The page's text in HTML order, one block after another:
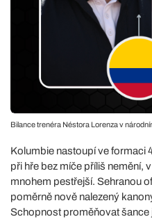
Bilance trenéra Néstora Lorenza v
Kolumbie nastoupí ve formaci
při hře bez míče příliš nemění,
mnohem pestřejší. Sehranou
poměrně nově nalezený
Schopnost proměňovat